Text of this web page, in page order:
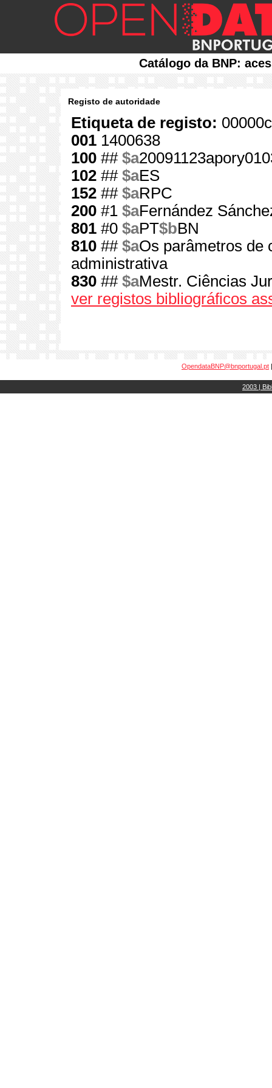
Catálogo da BNP:
Registo de autoridade
Etiqueta de registo:
001 1400638
100 ## $a
102 ## $aES
152 ## $aRPC
200 #1 $aFernández
801 #0 $aPT$bBN
810 ## $aOs parâmetros de
administrativa
830 ## $aMestr. Ciências
ver registos bibliográficos
OpendataBNP@bnportugal.pt
2003 |